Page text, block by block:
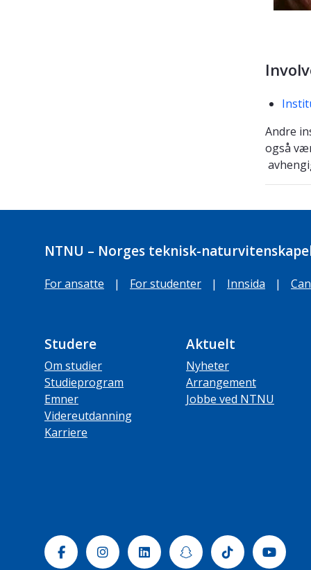
Andre
også
NTNU – Norges teknisk-
For ansatte | For studenter | Innsida |
Studere
Om studier
Studieprogram
Emner
Videreutdanning
Karriere
Aktuelt
Nyheter
Arrangement
Jobbe ved NTNU
FacebookInstagramLinkedinSnapchatTiktok